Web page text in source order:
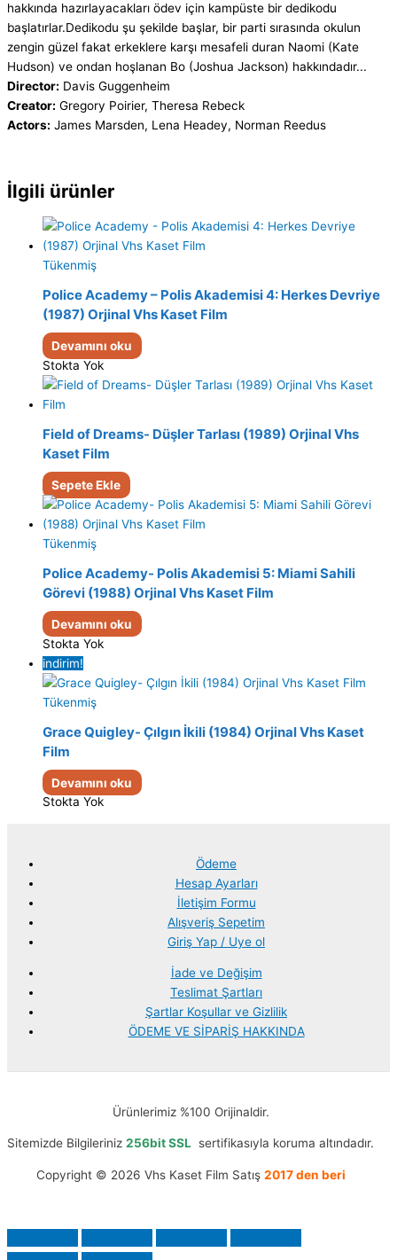
hakkında hazırlayacakları ödev için kampüste bir dedikodu
başlatırlar.Dedikodu şu şekilde başlar, bir parti sırasında okulun
zengin güzel fakat erkeklere karşı mesafeli duran Naomi (Kate
Hudson) ve ondan hoşlanan Bo (Joshua Jackson) hakkındadır...
Director: Davis Guggenheim
Creator: Gregory Poirier, Theresa Rebeck
Actors: James Marsden, Lena Headey, Norman Reedus
İlgili ürünler
Tükenmiş
Police Academy – Polis Akademisi 4: Herkes Devriye
(1987) Orjinal Vhs Kaset Film
Devamını oku
Stokta Yok
Field of Dreams- Düşler Tarlası (1989) Orjinal Vhs
Kaset Film
Sepete Ekle
Tükenmiş
Police Academy- Polis Akademisi 5: Miami Sahili
Görevi (1988) Orjinal Vhs Kaset Film
Devamını oku
Stokta Yok
indirim!
Tükenmiş
Grace Quigley- Çılgın İkili (1984) Orjinal Vhs Kaset
Film
Devamını oku
Stokta Yok
Ödeme
Hesap Ayarları
İletişim Formu
Alışveriş Sepetim
Giriş Yap / Uye ol
İade ve Değişim
Teslimat Şartları
Şartlar Koşullar ve Gizlilik
ÖDEME VE SİPARİŞ HAKKINDA
Ürünlerimiz %100 Orijinaldir.
Sitemizde Bilgileriniz 256bit SSL sertifikasıyla koruma altındadır.
Copyright © 2026 Vhs Kaset Film Satış 2017 den beri